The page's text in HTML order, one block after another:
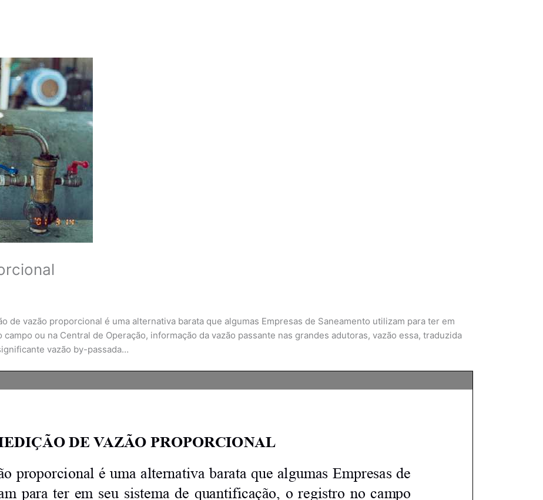
de vazão proporcional é uma alternativa barata que algumas Empresas de Saneamento utilizam para ter em
ou na Central de Operação, informação da vazão passante nas grandes adutoras, vazão essa, traduzida
vazão by-passada…